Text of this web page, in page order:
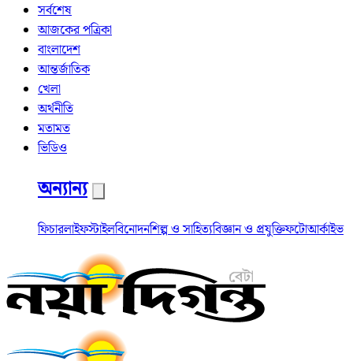
সর্বশেষ
আজকের পত্রিকা
বাংলাদেশ
আন্তর্জাতিক
খেলা
অর্থনীতি
মতামত
ভিডিও
অন্যান্য
ফিচারলাইফস্টাইলবিনোদনশিল্প ও সাহিত্যবিজ্ঞান ও প্রযুক্তিফটোআর্কাইভ